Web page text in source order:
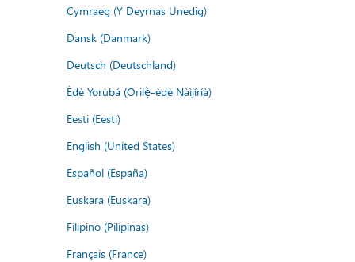
Cymraeg (Y Deyrnas Unedig)
Dansk (Danmark)
Deutsch (Deutschland)
Èdè Yorùbá (Orilẹ̀-èdè Nàìjíríà)
Eesti (Eesti)
English (United States)
Español (España)
Euskara (Euskara)
Filipino (Pilipinas)
Français (France)